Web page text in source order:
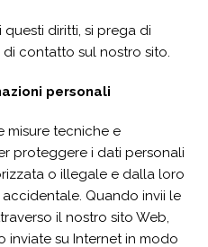
diritti, si prega di
contatto sul nostro sito.
personali
misure tecniche e
proteggere i dati personali
o illegale e dalla loro
Quando invii le
il nostro sito Web,
inviate su Internet in modo